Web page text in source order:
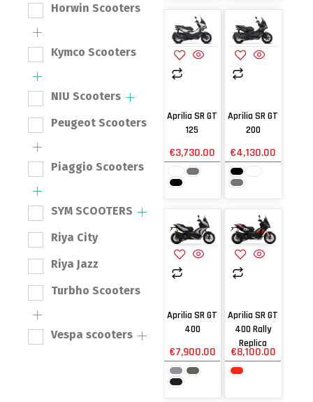
Horwin Scooters
Kymco Scooters
NIU Scooters
Peugeot Scooters
Piaggio Scooters
SYM SCOOTERS
Riya City
Riya Jazz
Turbho Scooters
Vespa scooters
Aprilia SR GT
125
€3,730.00
Aprilia SR GT
200
€4,130.00
Aprilia SR GT
400
€7,900.00
Aprilia SR GT
400 Rally
Replica
€8,100.00